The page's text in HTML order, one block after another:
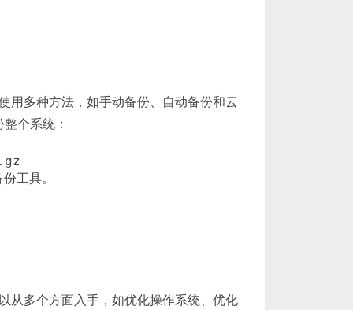
用多种方法，如手动备份、自动备份和云
个系统：
工具。
从多个方面入手，如优化操作系统、优化